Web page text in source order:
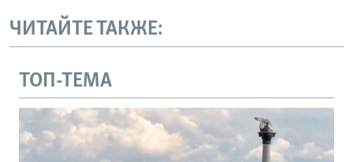
ЧИТАЙТЕ ТАКЖЕ:
ТОП-ТЕМА